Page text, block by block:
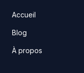
Accueil
Blog
À propos